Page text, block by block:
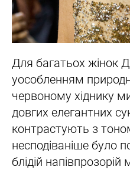
Для багатьох жінок
уособленням
червоному хіднику
довгих елегантних
контрастують з
несподіваніше було
блідій напівпрозорій